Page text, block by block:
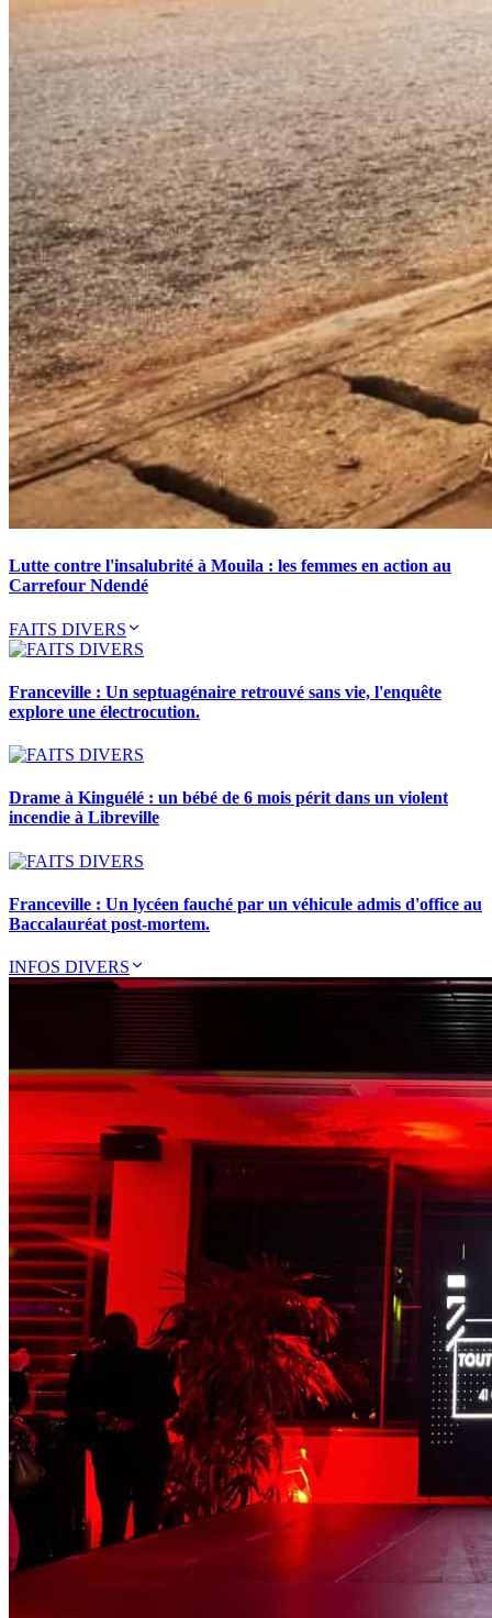
Lutte contre l'insalubrité à Mouila : les femmes en action au
Carrefour Ndendé
FAITS DIVERS
Franceville : Un septuagénaire retrouvé sans vie, l'enquête
explore une électrocution.
Drame à Kinguélé : un bébé de 6 mois périt dans un violent
incendie à Libreville
Franceville : Un lycéen fauché par un véhicule admis d'office au
Baccalauréat post-mortem.
INFOS DIVERS